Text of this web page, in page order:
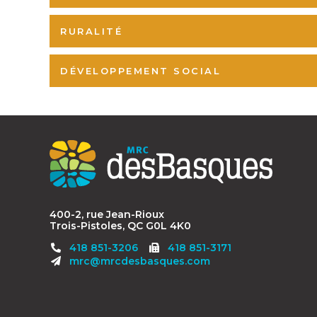
RURALITÉ
DÉVELOPPEMENT SOCIAL
Contact
MRC
des
Basques
400-2, rue Jean-Rioux
Trois-Pistoles, QC G0L 4K0
418 851-3206
Télécopieur
:
418 851-3171
mrc@mrcdesbasques.com